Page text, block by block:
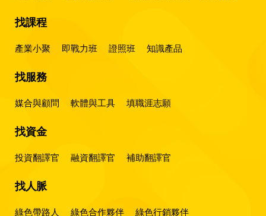
找課程
產業小聚 即戰力班 證照班 知識產品
找服務
媒合與顧問 軟體與工具 填職涯志願
找資金
投資翻譯官 融資翻譯官 補助翻譯官
找人脈
綠色帶路人 綠色合作夥伴 綠色行銷夥伴